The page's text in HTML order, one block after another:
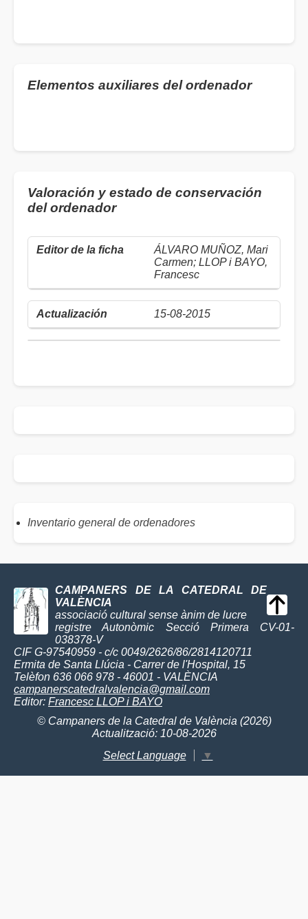
Elementos auxiliares del ordenador
Valoración y estado de conservación
del ordenador
ÁLVARO MUÑOZ, Mari
Carmen; LLOP i BAYO,
Francesc
15-08-2015
Inventario general de ordenadores
CAMPANERS DE LA CATEDRAL DE
VALÈNCIA
associació cultural sense ànim de lucre
registre Autonòmic Secció Primera CV-01-
038378-V
CIF G-97540959 - c/c 0049/2626/86/2814120711
Ermita de Santa Llúcia - Carrer de l'Hospital, 15
Telèfon 636 066 978 - 46001 - VALÈNCIA
campanerscatedralvalencia@gmail.com
Editor: Francesc LLOP i BAYO
© Campaners de la Catedral de València (2026)
Actualització: 10-08-2026
Select Language
▼